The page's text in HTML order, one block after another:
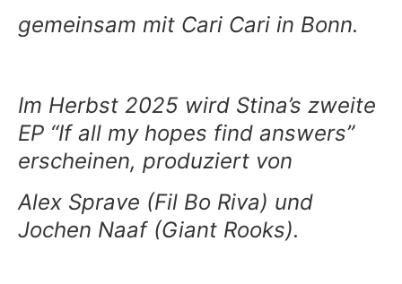
gemeinsam mit Cari Cari in Bonn.
Im Herbst 2025 wird Stina’s zweite
EP “If all my hopes find answers”
erscheinen, produziert von
Alex Sprave (Fil Bo Riva) und
Jochen Naaf (Giant Rooks).